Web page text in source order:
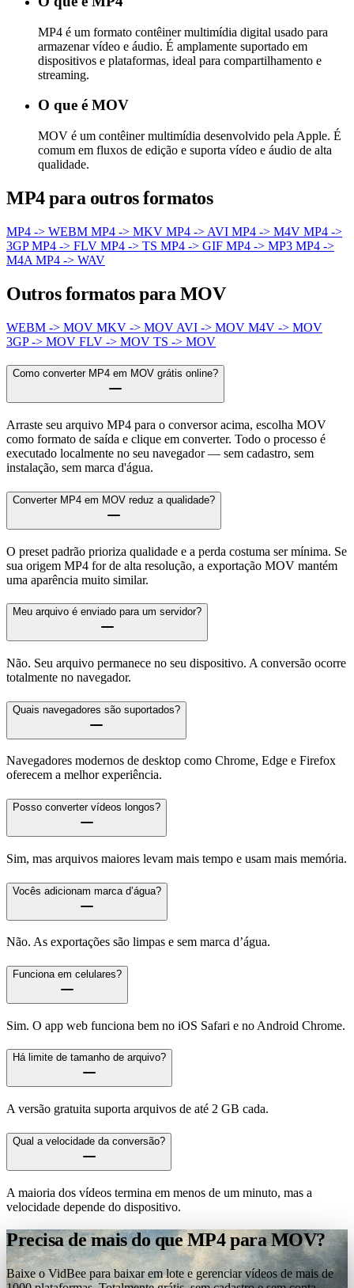
MP4 é um formato contêiner multimídia digital usado para
armazenar vídeo e áudio. É amplamente suportado em
dispositivos e plataformas, ideal para compartilhamento e
streaming.
O que é MOV
MOV é um contêiner multimídia desenvolvido pela Apple. É
comum em fluxos de edição e suporta vídeo e áudio de alta
qualidade.
MP4 para outros formatos
MP4 -> WEBM MP4 -> MKV MP4 -> AVI MP4 -> M4V MP4 ->
3GPMP4 -> FLV MP4 -> TS MP4 -> GIF MP4 -> MP3 MP4 ->
M4A MP4 -> WAV
Outros formatos para MOV
WEBM -> MOV MKV -> MOV AVI -> MOV M4V -> MOV
3GP -> MOV FLV -> MOV TS -> MOV
Como converter MP4 em MOV grátis online?
Arraste seu arquivo MP4 para o conversor acima, escolha MOV
como formato de saída e clique em converter. Todo o processo é
executado localmente no seu navegador — sem cadastro, sem
instalação, sem marca d'água.
Converter MP4 em MOV reduz a qualidade?
O preset padrão prioriza qualidade e a perda costuma ser mínima. Se
sua origem MP4 for de alta resolução, a exportação MOV mantém
uma aparência muito similar.
Meu arquivo é enviado para um servidor?
Não. Seu arquivo permanece no seu dispositivo. A conversão ocorre
totalmente no navegador.
Quais navegadores são suportados?
Navegadores modernos de desktop como Chrome, Edge e Firefox
oferecem a melhor experiência.
Posso converter vídeos longos?
Sim, mas arquivos maiores levam mais tempo e usam mais memória.
Vocês adicionam marca d’água?
Não. As exportações são limpas e sem marca d’água.
Funciona em celulares?
Sim. O app web funciona bem no iOS Safari e no Android Chrome.
Há limite de tamanho de arquivo?
A versão gratuita suporta arquivos de até 2 GB cada.
Qual a velocidade da conversão?
A maioria dos vídeos termina em menos de um minuto, mas a
velocidade depende do dispositivo.
Precisa de mais do que MP4 para MOV?
Baixe o VidBee para baixar em lote e gerenciar vídeos de mais de